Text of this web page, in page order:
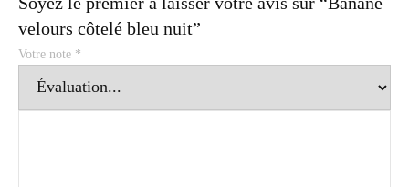
velours côtelé bleu nuit”
Votre note *